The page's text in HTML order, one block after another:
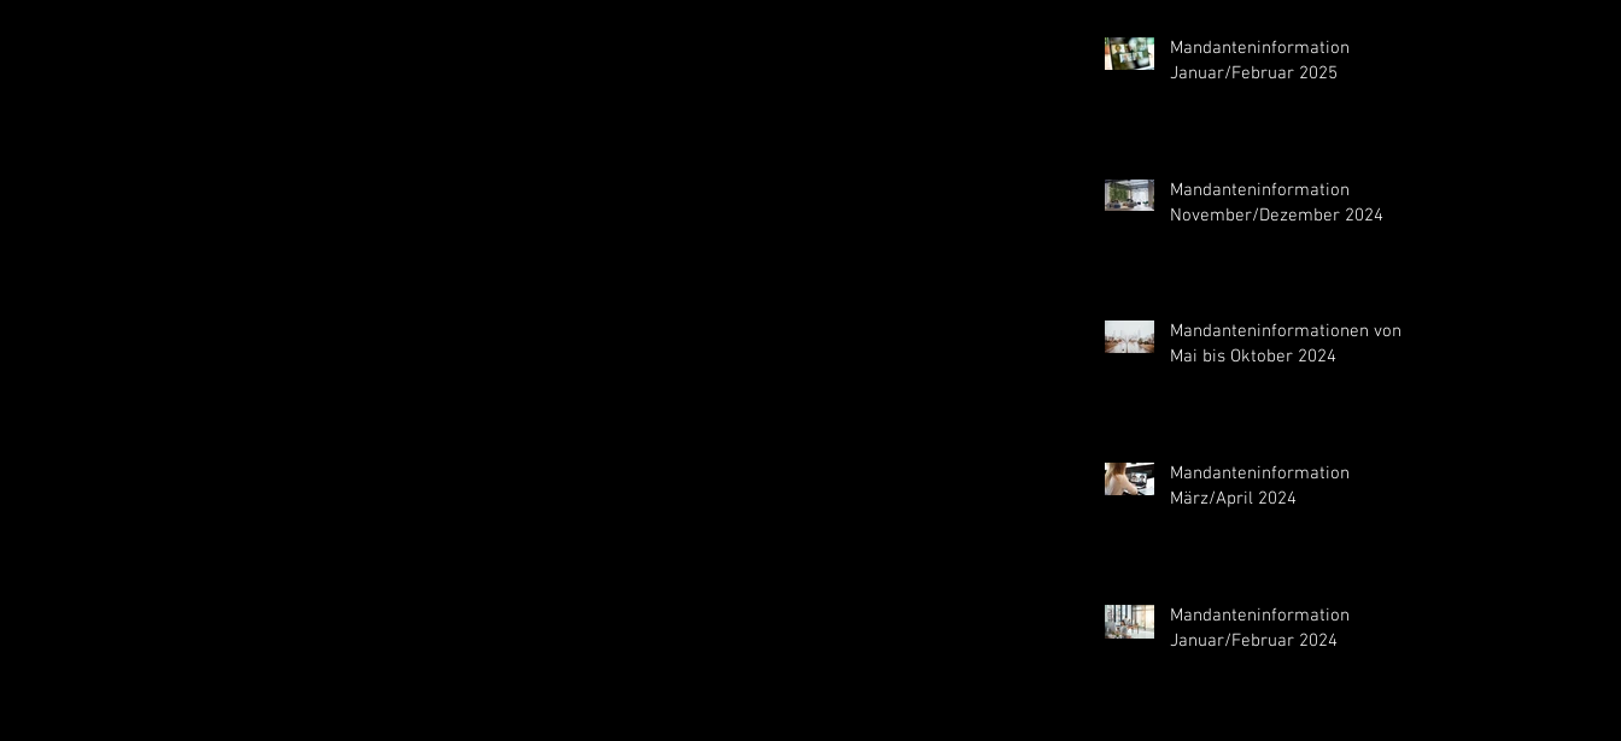
Mandanteninformation
Januar/Februar 2025
Mandanteninformation
November/Dezember 2024
Mandanteninformationen von
Mai bis Oktober 2024
Mandanteninformation
März/April 2024
Mandanteninformation
Januar/Februar 2024